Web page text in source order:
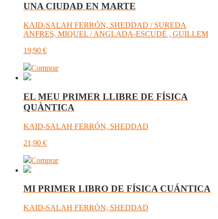
UNA CIUDAD EN MARTE
KAID-SALAH FERRÓN, SHEDDAD / SUREDA
ANFRES, MIQUEL / ANGLADA-ESCUDÉ , GUILLEM
19,90 €
Comprar
EL MEU PRIMER LLIBRE DE FÍSICA
QUÀNTICA
KAID-SALAH FERRÓN, SHEDDAD
21,90 €
Comprar
MI PRIMER LIBRO DE FÍSICA CUÁNTICA
KAID-SALAH FERRÓN, SHEDDAD